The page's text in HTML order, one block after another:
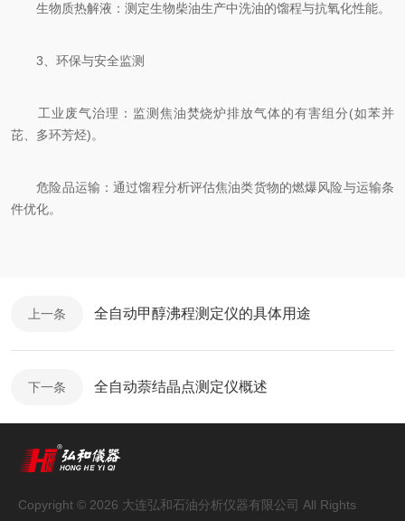
生物质热解液：测定生物柴油生产中洗油的馏程与抗氧化性能。
3、环保与安全监测
工业废气治理：监测焦油焚烧炉排放气体的有害组分(如苯并
芘、多环芳烃)。
危险品运输：通过馏程分析评估焦油类货物的燃爆风险与运输条
件优化。
上一条 全自动甲醇沸程测定仪的具体用途
下一条 全自动萘结晶点测定仪概述
Copyright © 2026 大连弘和石油分析仪器有限公司 All Rights